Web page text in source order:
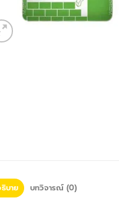
บาย บทวิจารณ์ (0)